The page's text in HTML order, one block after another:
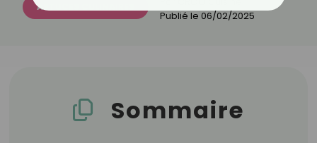
ASTUCES CULINAIRES
Publié le 06/02/2025
Sommaire